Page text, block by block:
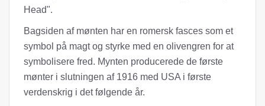
Head".
Bagsiden af ​​mønten har en romersk fasces som et
symbol på magt og styrke med en olivengren for at
symbolisere fred. Mynten producerede de første
mønter i slutningen af ​​1916 med USA i første
verdenskrig i det følgende år.